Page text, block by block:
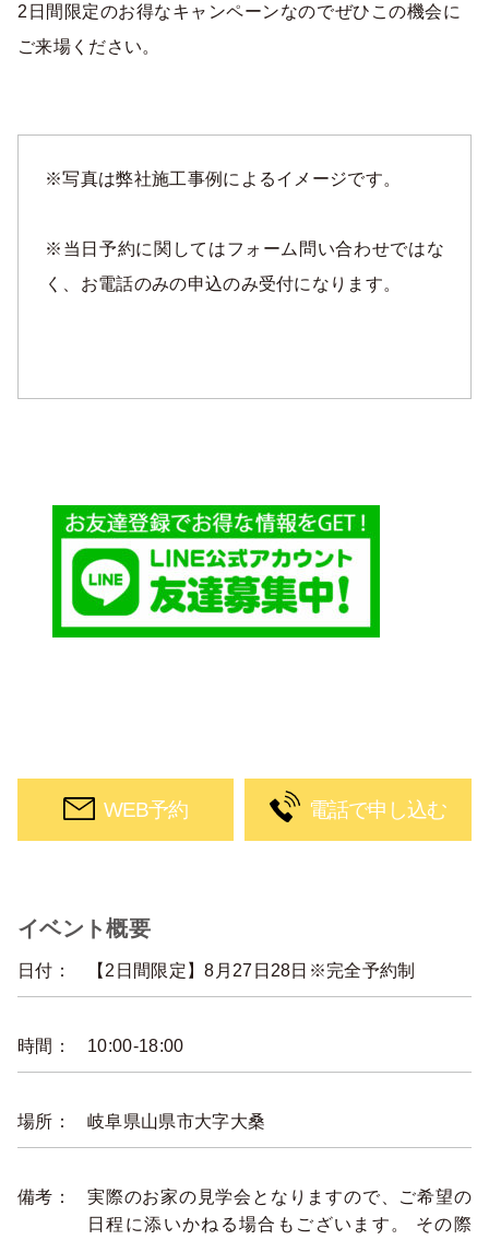
2日間限定のお得なキャンペーンなのでぜひこの機会に
ご来場ください。
※写真は弊社施工事例によるイメージです。
※当日予約に関してはフォーム問い合わせではな
く、お電話のみの申込のみ受付になります。
WEB予約 電話で申し込む
イベント概要
日付： 【2日間限定】8月27日28日※完全予約制
時間： 10:00-18:00
場所： 岐阜県山県市大字大桑
備考：
実際のお家の見学会となりますので、ご希望の
日程に添いかねる場合もございます。 その際